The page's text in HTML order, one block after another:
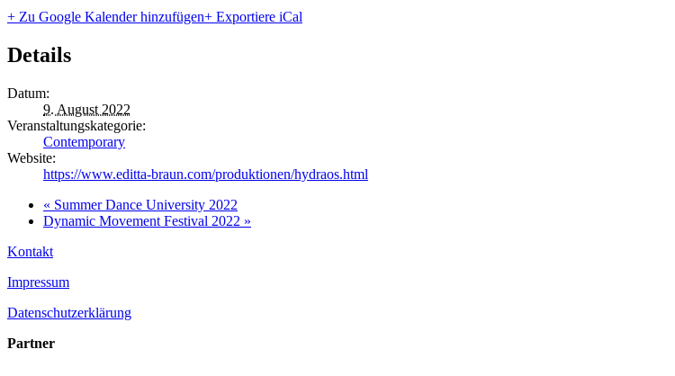
+ Zu Google Kalender hinzufügen+ Exportiere iCal
Details
Datum:
9. August 2022
Veranstaltungskategorie:
Contemporary
Website:
https://www.editta-braun.com/produktionen/hydraos.html
« Summer Dance University 2022
Dynamic Movement Festival 2022 »
Kontakt
Impressum
Datenschutzerklärung
Partner